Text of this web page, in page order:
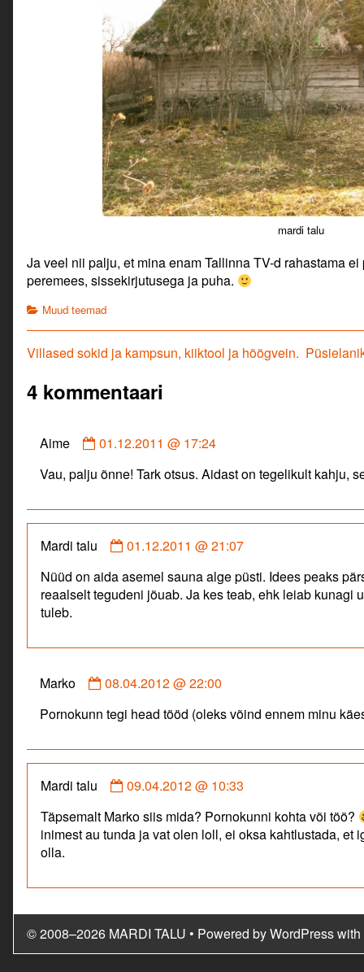
mardi talu
Ja veel nii palju, et mina enam Tallinna TV-d rahastama
peremees, sissekirjutusega ja puha.
Categories
Muud teemad
Navigeerimine
Previous
Villased sokid ja kampsun, kiiktool ja hõõgvein. Next
4 kommentaari
Aime
Comment
Aime
on
01.12.2011 @ 17:24
Vau, palju õnne! Tark otsus. Aidast on tegelikult kahju,
Mardi talu
Comment
Mardi
talu
01.12.2011 @ 21:07
Nüüd on aida asemel sauna alge püsti. Idees peaks
reaalselt tegudeni jõuab. Ja kes teab, ehk leiab kunagi
tuleb.
Marko
Comment
Marko
on
08.04.2012 @ 22:00
Pornokunn tegi head tööd (oleks võind ennem minu
Mardi talu
Comment
Mardi
talu
09.04.2012 @ 10:33
Täpsemalt Marko siis mida? Pornokunni kohta või töö?
inimest au tunda ja vat olen loll, ei oksa kahtlustada, et
olla.
© 2008–2026 MARDI TALU • Powered byWordPresswith